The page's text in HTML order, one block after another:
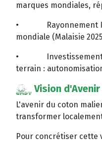
marques mondiales,
•
Rayonnement
mondiale (Malaisie
•
terrain :
Vision
L'avenir du coton
transformer
Pour concrétiser cette